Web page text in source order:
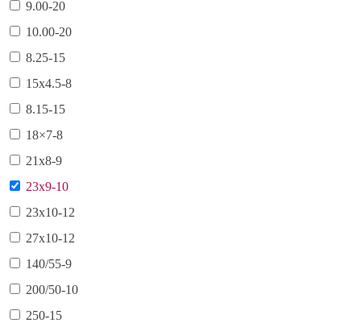
9.00-20
10.00-20
8.25-15
15х4.5-8
8.15-15
18×7-8
21х8-9
23х9-10
23х10-12
27х10-12
140/55-9
200/50-10
250-15